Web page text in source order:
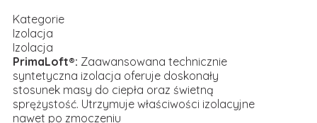
Kategorie
Izolacja
Izolacja
PrimaLoft®: Zaawansowana technicznie
syntetyczna izolacja oferuje doskonały
stosunek masy do ciepła oraz świetną
sprężystość. Utrzymuje właściwości izolacyjne
nawet po zmoczeniu